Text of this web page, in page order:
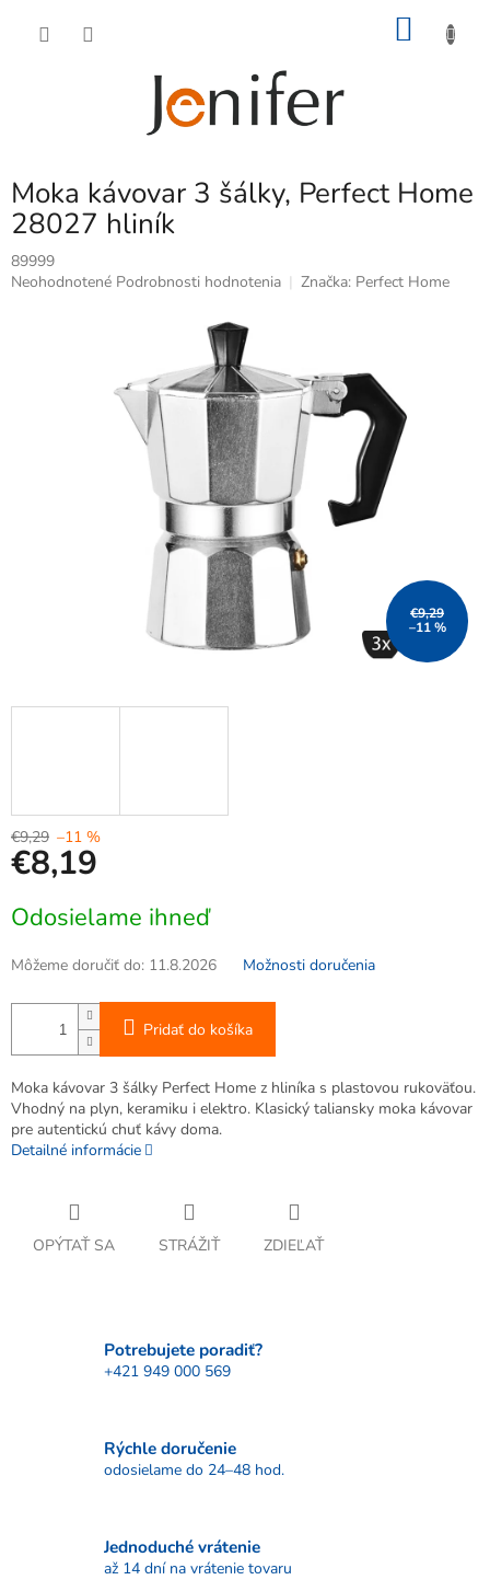
Moka kávovar 3 šálky, Perfect Home
28027 hliník
89999
Priemerné
Neohodnotené Podrobnosti hodnotenia Značka: Perfect Home
€9,29
–11 %
€9,29 –11 %
€8,19
cena:
Odosielame ihneď
Môžeme doručiť do: 11.8.2026 Možnosti doručenia
Pridať do košíka
Moka kávovar 3 šálky Perfect Home z hliníka s plastovou rukoväťou.
Vhodný na plyn, keramiku i elektro. Klasický taliansky moka kávovar
pre autentickú chuť kávy doma.
Detailné informácie
OPÝTAŤ SA STRÁŽIŤ ZDIEĽAŤ
Potrebujete poradiť?
+421 949 000 569
Rýchle doručenie
odosielame do 24–48 hod.
Jednoduché vrátenie
až 14 dní na vrátenie tovaru